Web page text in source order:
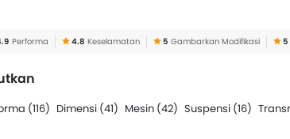
Performa 4.8 Keselamatan 5 Gambarkan Modifikasi 5
(116) Dimensi (41) Mesin (42) Suspensi (16)